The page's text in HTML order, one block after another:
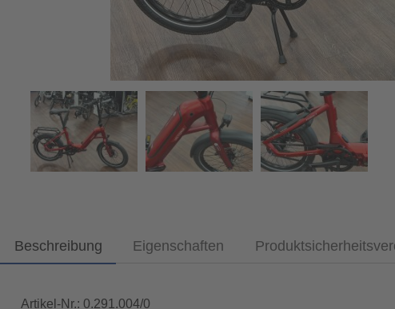
Beschreibung Eigenschaften
Artikel-Nr.: 0.291.004/0